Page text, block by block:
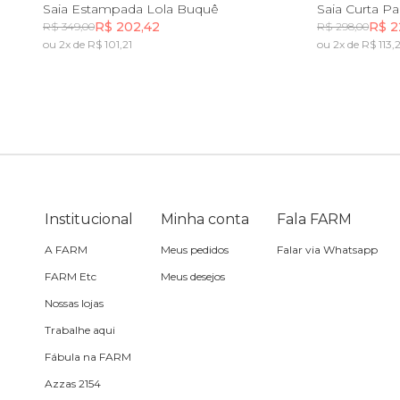
Toalha
P G
Saia Estampada Lola Buquê
R$ 349,00R$ 202,42
ou 2x de R$ 101,21
PP
Saia Curta
R$ 298,00R$
ou 2x de R$
Institucional
A FARM
FARM Etc
Nossas lojas
Trabalhe aqui
Fábula na FARM
Azzas 2154
Minha conta
Meus pedidos
Meus desejos
Fala FARM
Falar via Whatsapp